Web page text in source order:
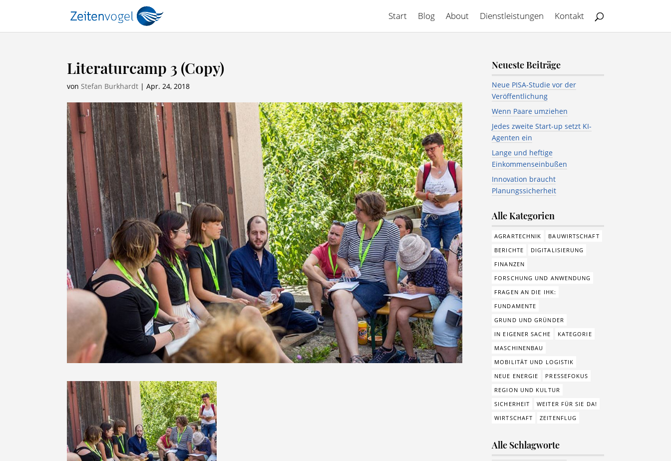
Start Blog About Dienstleistungen Kontakt
Literaturcamp 3 (Copy)
vonStefan Burkhardt |Apr. 24, 2018
Neueste Beiträge
Neue PISA-Studie vor der
Veröffentlichung
Wenn Paare umziehen
Jedes zweite Start-up setzt KI-
Agenten ein
Lange und heftige
Einkommenseinbußen
Innovation braucht
Planungssicherheit
Alle Kategorien
AGRARTECHNIK
BAUWIRTSCHAFT
BERICHTE
DIGITALISIERUNG
FINANZEN
FORSCHUNG UND ANWENDUNG
FRAGEN AN DIE IHK:
FUNDAMENTE
GRUND UND GRÜNDER
IN EIGENER SACHE
KATEGORIE
MASCHINENBAU
MOBILITÄT UND LOGISTIK
NEUE ENERGIE
PRESSEFOKUS
REGION UND KULTUR
SICHERHEIT
WEITER FÜR SIE DA!
WIRTSCHAFT
ZEITENFLUG
Alle Schlagworte